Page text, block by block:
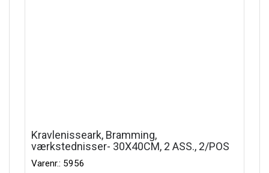
Kravlenisseark, Bramming,
værkstednisser- 30X40CM, 2 ASS., 2/POS
Varenr.: 5956